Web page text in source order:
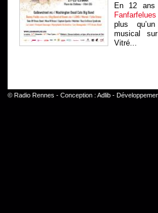
En 12 ans
Fanfarfelues
plus
musical
Vitré...
© Radio Rennes - Conception : Adlib-